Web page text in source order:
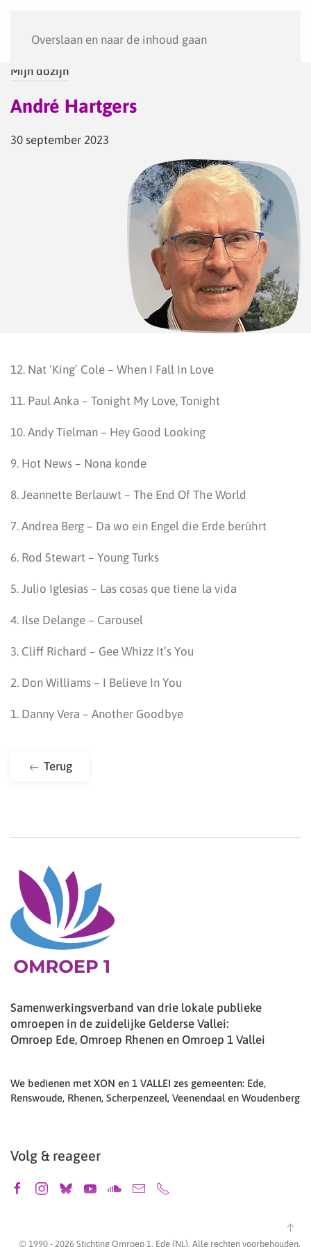
Overslaan en naar de inhoud gaan
Mijn dozijn
André Hartgers
30 september 2023
12. Nat ‘King’ Cole – When I Fall In Love
11. Paul Anka – Tonight My Love, Tonight
10. Andy Tielman – Hey Good Looking
9. Hot News – Nona konde
8. Jeannette Berlauwt – The End Of The World
7. Andrea Berg – Da wo ein Engel die Erde berührt
6. Rod Stewart – Young Turks
5. Julio Iglesias – Las cosas que tiene la vida
4. Ilse Delange – Carousel
3. Cliff Richard – Gee Whizz It’s You
2. Don Williams – I Believe In You
1. Danny Vera – Another Goodbye
Terug
Samenwerkingsverband van drie lokale publieke
omroepen in de zuidelijke Gelderse Vallei:
Omroep Ede, Omroep Rhenen en Omroep 1 Vallei
We bedienen met XON en 1 VALLEI zes gemeenten: Ede,
Renswoude, Rhenen, Scherpenzeel, Veenendaal en Woudenberg
Volg & reageer
© 1990 - 2026 Stichting Omroep 1, Ede (NL). Alle rechten voorbehouden.